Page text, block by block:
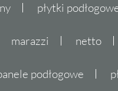
płytki
marazzi netto
podłogowe